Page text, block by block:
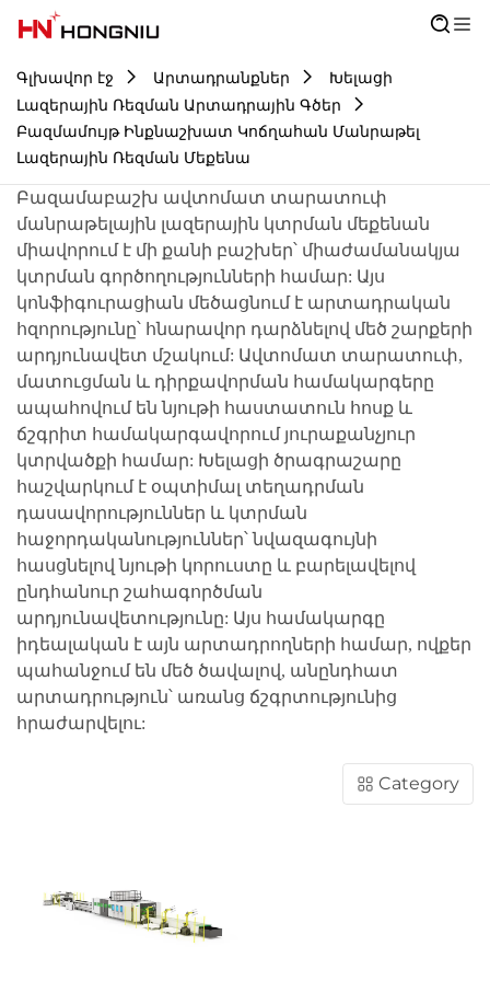
Գլխավոր էջ Արտադրանքներ
Խելացի
Լազերային Ռեզման Արտադրային Գծեր
Բազմամույթ Ինքնաշխատ Կոճղահան Մանրաթել
Լազերային Ռեզման Մեքենա
Բազամաբաշխ ավտոմատ տարատուփ
մանրաթելային լազերային կտրման մեքենան
միավորում է մի քանի բաշխեր՝ միաժամանակյա
կտրման գործողությունների համար: Այս
կոնֆիգուրացիան մեծացնում է արտադրական
հզորությունը՝ հնարավոր դարձնելով մեծ շարքերի
արդյունավետ մշակում: Ավտոմատ տարատուփ,
մատուցման և դիրքավորման համակարգերը
ապահովում են նյութի հաստատուն հոսք և
ճշգրիտ համակարգավորում յուրաքանչյուր
կտրվածքի համար: Խելացի ծրագրաշարը
հաշվարկում է օպտիմալ տեղադրման
դասավորություններ և կտրման
հաջորդականություններ՝ նվազագույնի
հասցնելով նյութի կորուստը և բարելավելով
ընդհանուր շահագործման
արդյունավետությունը: Այս համակարգը
իդեալական է այն արտադրողների համար, ովքեր
պահանջում են մեծ ծավալով, անընդհատ
արտադրություն՝ առանց ճշգրտությունից
հրաժարվելու:
Category